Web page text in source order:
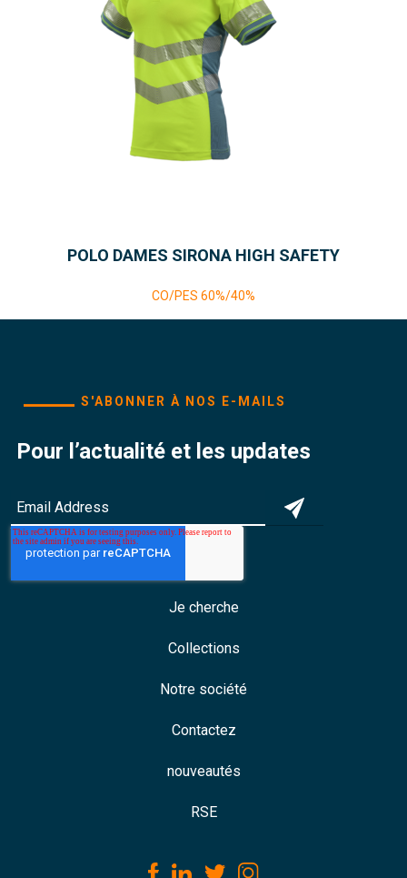
POLO DAMES SIRONA HIGH SAFETY
CO/PES 60%/40%
S'ABONNER À NOS E-MAILS
Pour l’actualité et les updates
Je cherche
Collections
Notre société
Contactez
nouveautés
RSE